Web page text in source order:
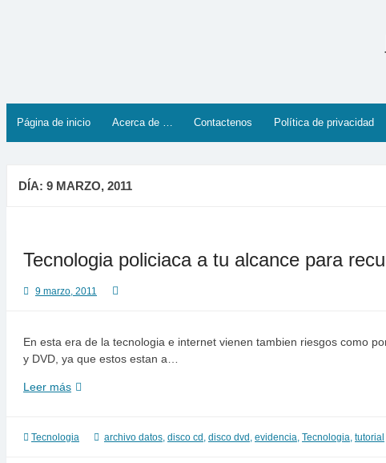
Página de inicio Acerca de … Contactenos Política de privacidad
DÍA: 9 MARZO, 2011
Tecnologia policiaca a tu alcance para
9 marzo, 2011
En esta era de la tecnologia e internet vienen tambien riesgos como
y DVD, ya que estos estan a…
Leer másTecnologia
tu
Tecnologia archivo datos, disco cd , disco dvd , evidencia, Tecnologia, tutorial